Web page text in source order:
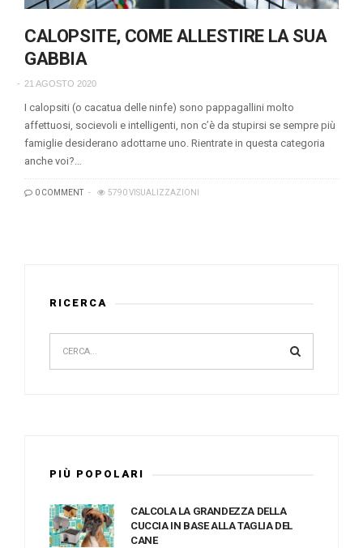
CALOPSITE, COME ALLESTIRE LA SUA
GABBIA
21 AGOSTO 2020
I calopsiti (o cacatua delle ninfe) sono pappagallini molto
affettuosi, socievoli e intelligenti, non c’è da stupirsi se sempre più
famiglie desiderano adottarne uno. Rientrate in questa categoria
anche voi?…
0 COMMENT 5790 VISUALIZZAZIONI
RICERCA
PIÙ POPOLARI
CALCOLA LA GRANDEZZA DELLA
CUCCIA IN BASE ALLA TAGLIA DEL
CANE